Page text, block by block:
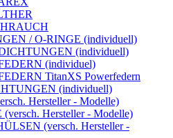
/ O-RINGE (individuell)
(individuell)
(individuel)
TitanXS Powerfedern
(individuell)
Hersteller - Modelle)
Hersteller - Modelle)
(versch. Hersteller -